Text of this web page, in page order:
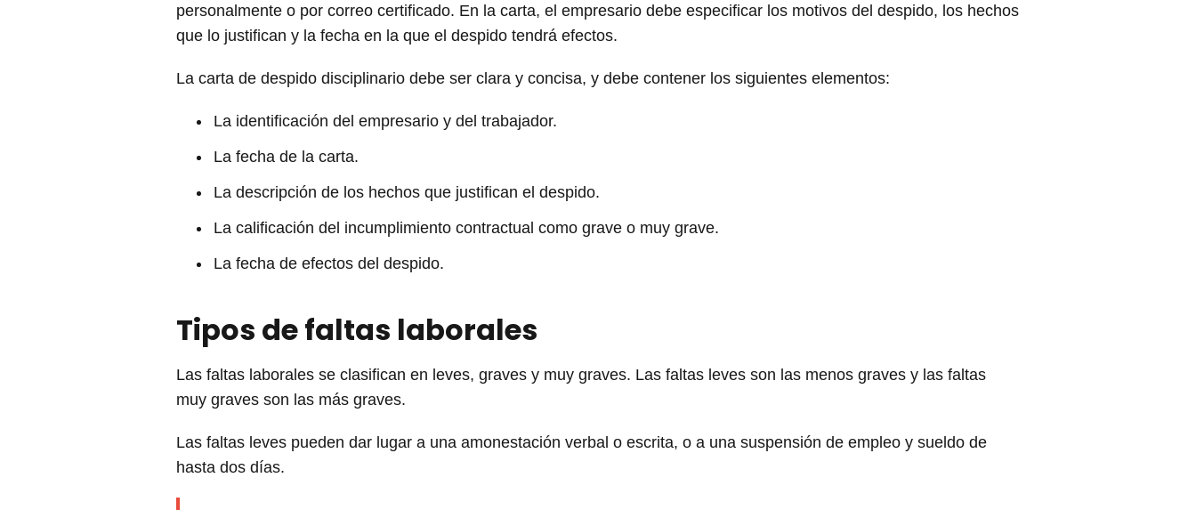
personalmente o por correo certificado. En la carta, el empresario debe especificar los motivos del despido, los hechos
que lo justifican y la fecha en la que el despido tendrá efectos.
La carta de despido disciplinario debe ser clara y concisa, y debe contener los siguientes elementos:
La identificación del empresario y del trabajador.
La fecha de la carta.
La descripción de los hechos que justifican el despido.
La calificación del incumplimiento contractual como grave o muy grave.
La fecha de efectos del despido.
Tipos de faltas laborales
Las faltas laborales se clasifican en leves, graves y muy graves. Las faltas leves son las menos graves y las faltas
muy graves son las más graves.
Las faltas leves pueden dar lugar a una amonestación verbal o escrita, o a una suspensión de empleo y sueldo de
hasta dos días.